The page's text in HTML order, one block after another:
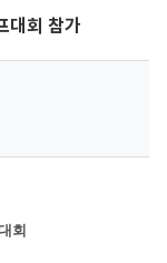
대회 참가
회